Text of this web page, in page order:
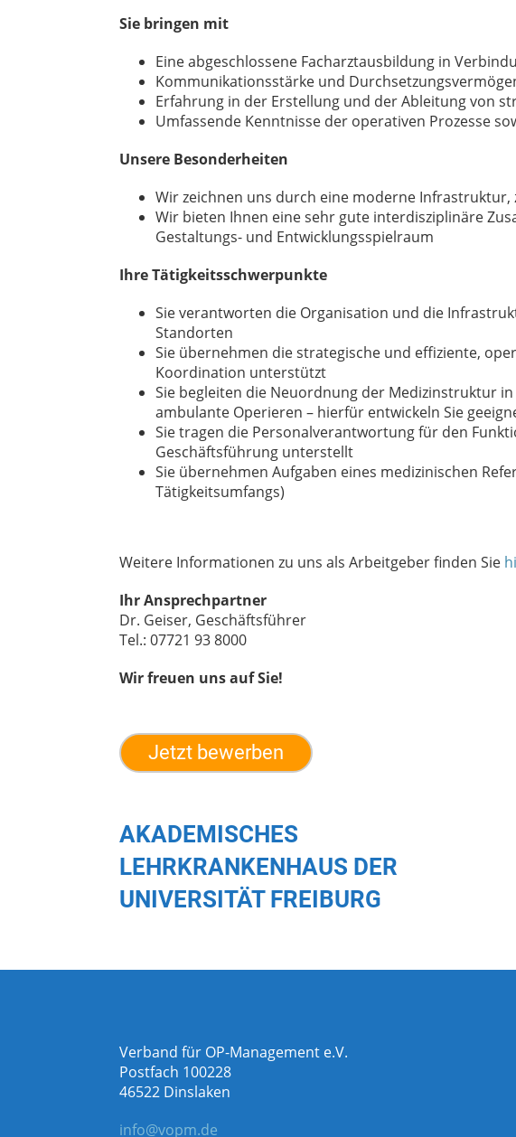
Sie bringen mit
Eine abgeschlossene Facharztausbildung in
Kommunikationsstärke und
Erfahrung in der Erstellung und der Ableitung von
Umfassende Kenntnisse der operativen Prozesse
Unsere Besonderheiten
Wir zeichnen uns durch eine moderne
Wir bieten Ihnen eine sehr gute interdisziplinäre
Gestaltungs- und Entwicklungsspielraum
Ihre Tätigkeitsschwerpunkte
Sie verantworten die Organisation und die
Standorten
Sie übernehmen die strategische und effiziente,
Koordination unterstützt
Sie begleiten die Neuordnung der Medizinstruktur
ambulante Operieren – hierfür entwickeln Sie
Sie tragen die Personalverantwortung für den
Geschäftsführung unterstellt
Sie übernehmen Aufgaben eines medizinischen
Tätigkeitsumfangs)
Weitere Informationen zu uns als Arbeitgeber finden Sie
Ihr Ansprechpartner
Dr. Geiser, Geschäftsführer
Tel.: 07721 93 8000
Wir freuen uns auf Sie!
Jetzt bewerben
AKADEMISCHES
LEHRKRANKENHAUS DER
UNIVERSITÄT FREIBURG
Verband für OP-Management e.V.
Postfach 100228
46522 Dinslaken
info@vopm.de